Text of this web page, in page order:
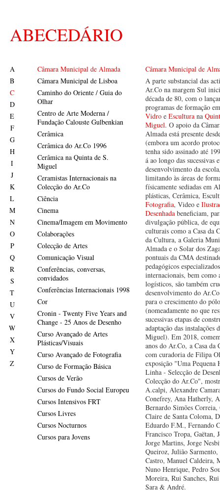
ABECEDÁRIO
A
B
C
D
E
F
G
H
I
J
K
L
M
N
O
P
Q
R
S
T
U
V
W
X
Y
Z
Câmara Municipal de Almada
Câmara Municipal de Lisboa
Caminho do Oriente / Guia do
Olhar
Centro de Arte Moderna /
Fundação Calouste Gulbenkian
Cerâmica
Cerâmica do Ar.Co 1996
Cerâmica na Quinta de S.
Miguel
Ceramistas Internacionais na
Colecção do Ar.Co
Ciência
Cinema
Cinema/Imagem em Movimento
Colaborações
Colecção de Artes
Comunicação Visual
Conferências, conversas,
convidados
Conferências Internacionais 1998
Cor
Cronin - Twenty Five Years and
Change - 25 Anos de Desenho
Curso Avançado de Artes
Plásticas/Visuais
Curso Avançado de Fotografia
Curso de Formação Básica
Cursos de Verão
Cursos do Fundo Social Europeu
Cursos Intensivos FRT
Cursos Livres
Cursos Nocturnos
Cursos para Jovens
Câmara Municipal de
A parte substancial das
Ar.Co na margem Sul
década de 80, com o
programas de formação
Vidro e Escultura na
Miguel. O apoio da
Almada está presente
(embora um acordo
tenha sido assinado até
á ao longo das sucessivas
desenvolvimento da
limitando às áreas de
físicamente sediadas em
plásticas, Cerâmica,
Fotografia, Video e
Desenhada beneficiam,
divulgação pública, de
culturais como a Casa da
da Cultura, a Galeria
Almada e o Solar dos
pontuais da CMA
pedagógicos
internacionais, bem como
logísticos, são também
desenvolvimento do
para o crescimento do
(nomeadamente no que
sucessivas etapas de
adaptação das instalações
Miguel). Em 2018,
anos do Ar.Co, a Casa da
com curadoria de Filipa
exposição "Uma Pequena
Linha - Selecção de
Colecção do Ar.Co",
A.calpi, Alexandre
Conefrey, Ana Hatherly,
Bernardo Simões Correia,
Claire de Santa Coloma,
Eduardo F.M., Fernando
Francisco Tropa, Gaëtan,
Jorge Martins, Jorge
Queiroz, Julião
Castro, Manuel Caldeira,
Nuno Henrique, Pedro
Moreira, Rui Sanches, Rui
Sara & André.